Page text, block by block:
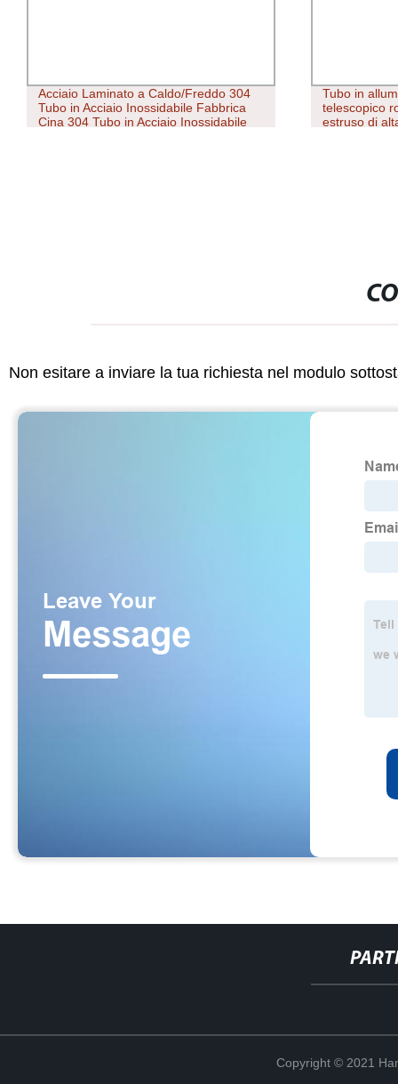
Acciaio Laminato a Caldo/Freddo 304
Tubo in Acciaio Inossidabile Fabbrica
Cina 304 Tubo in Acciaio Inossidabile
Tubo in
telescopico
estruso di
Non esitare a inviare la tua richiesta nel modulo
Copyright © 2021